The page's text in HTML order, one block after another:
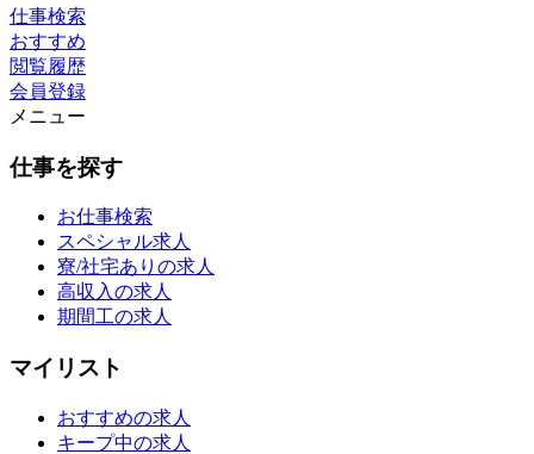
仕事検索
おすすめ
閲覧履歴
会員登録
メニュー
仕事を探す
お仕事検索
スペシャル求人
寮/社宅ありの求人
高収入の求人
期間工の求人
マイリスト
おすすめの求人
キープ中の求人